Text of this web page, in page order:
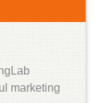
marketing